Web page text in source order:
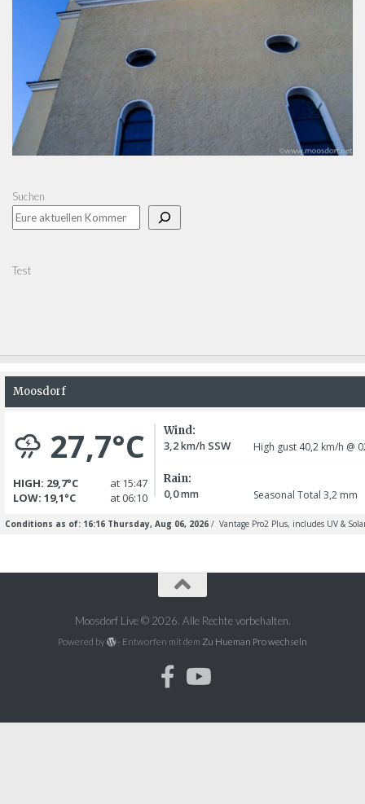
Suchen
Test
Moosdorf Live © 2026. Alle Rechte vorbehalten.
Powered by - Entworfen mit dem Zu Hueman Pro wechseln